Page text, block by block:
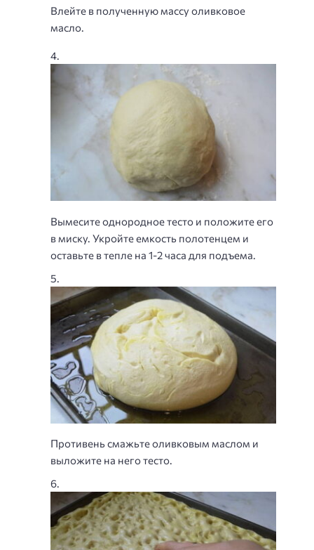
Влейте в полученную массу оливковое
масло.
Вымесите однородное тесто и положите его
в миску. Укройте емкость полотенцем и
оставьте в тепле на 1-2 часа для подъема.
Противень смажьте оливковым маслом и
выложите на него тесто.